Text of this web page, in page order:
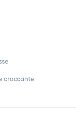
croccante